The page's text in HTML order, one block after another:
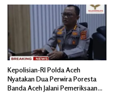
Kepolisian-RI Polda Aceh
Nyatakan Dua Perwira Poresta
Banda Aceh Jalani Pemeriksaan